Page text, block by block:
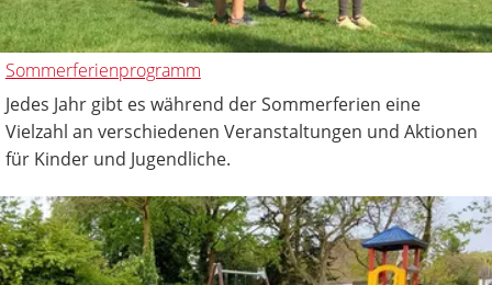
Sommerferienprogramm
Jedes Jahr gibt es während der Sommerferien eine
Vielzahl an verschiedenen Veranstaltungen und Aktionen
für Kinder und Jugendliche.